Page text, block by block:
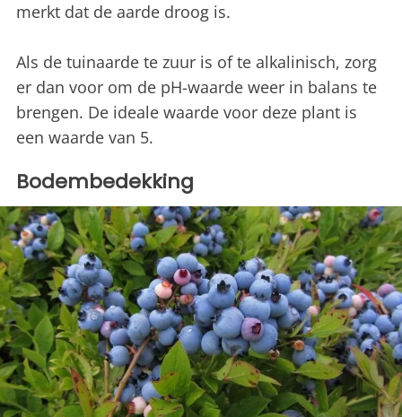
merkt dat de aarde droog is.
Als de tuinaarde te zuur is of te alkalinisch, zorg
er dan voor om de pH-waarde weer in balans te
brengen. De ideale waarde voor deze plant is
een waarde van 5.
Bodembedekking